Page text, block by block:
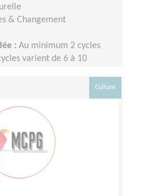
& Changement
: Au minimum 2 cycles
varient de 6 à 10
son équipe et le référent de
Culture